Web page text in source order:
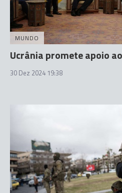
MUNDO
Ucrânia promete apoio
30 Dez 2024 19:38